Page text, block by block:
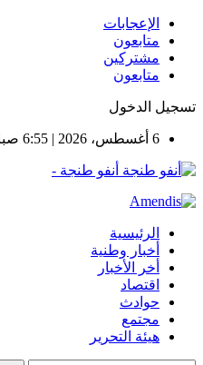
الإعجابات
متابعون
مشتركين
متابعون
تسجيل الدخول
6 أغسطس، 2026 | 6:55 صباحًا
أنفو طنجة -
الرئيسية
أخبار وطنية
أخر الأخبار
اقتصاد
حوادث
مجتمع
هيئة التحرير